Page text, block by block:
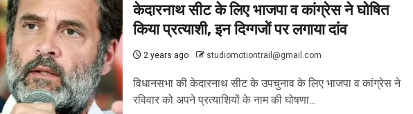
केदारनाथ सीट के लिए भाजपा व कांग्रेस ने घोषित
किया प्रत्याशी, इन दिग्गजों पर लगाया दांव
2 years ago studiomotiontrail@gmail.com
विधानसभा की केदारनाथ सीट के उपचुनाव के लिए भाजपा व कांग्रेस ने
रविवार को अपने प्रत्याशियों के नाम की घोषणा...